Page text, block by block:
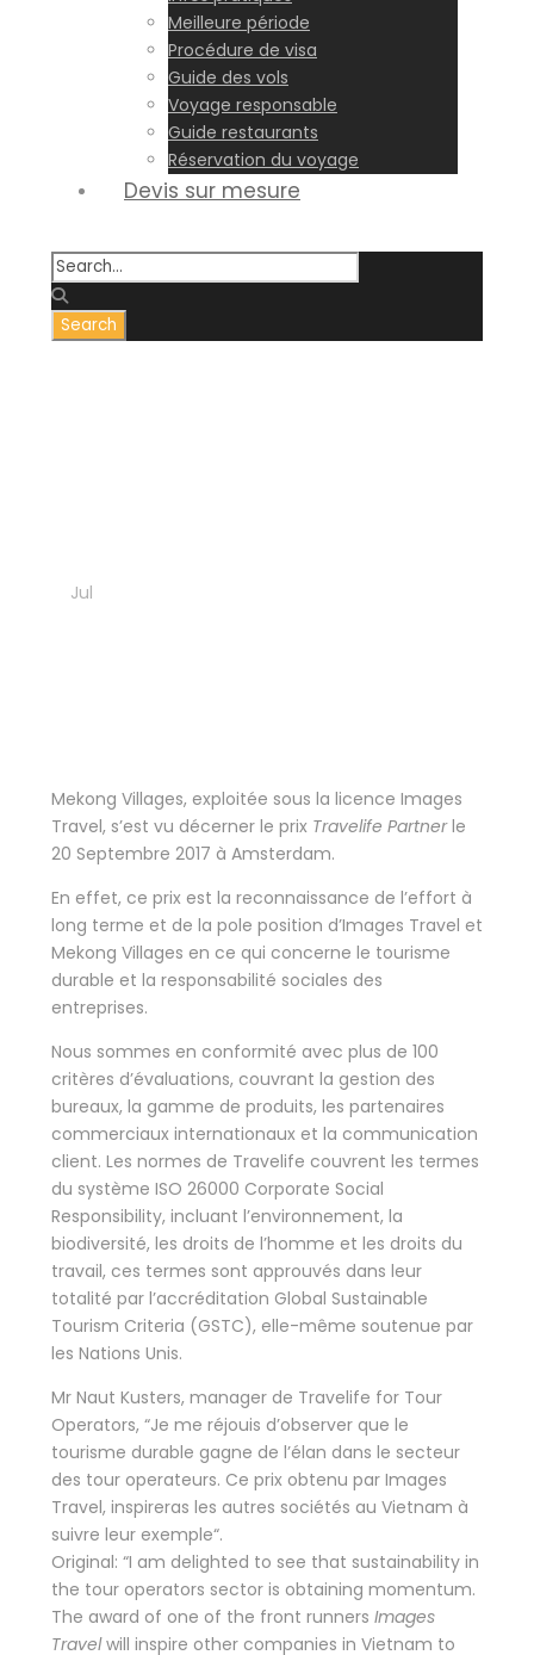
Meilleure période
Procédure de visa
Guide des vols
Voyage responsable
Guide restaurants
Réservation du voyage
Devis sur mesure
Jul
Mekong Villages, exploitée sous la licence Images
Travel, s’est vu décerner le prix Travelife Partnerle
20 Septembre 2017 à Amsterdam.
En effet, ce prix est la reconnaissance de l’effort à
long terme et de la pole position d’Images Travel et
Mekong Villages en ce qui concerne le tourisme
durable et la responsabilité sociales des
entreprises.
Nous sommes en conformité avec plus de 100
critères d’évaluations, couvrant la gestion des
bureaux, la gamme de produits, les partenaires
commerciaux internationaux et la communication
client. Les normes de Travelife couvrent les termes
du système ISO 26000 Corporate Social
Responsibility, incluant l’environnement, la
biodiversité, les droits de l’homme et les droits du
travail, ces termes sont approuvés dans leur
totalité par l’accréditation Global Sustainable
Tourism Criteria (GSTC), elle-même soutenue par
les Nations Unis.
Mr Naut Kusters, manager de Travelife for Tour
Operators, “Je me réjouis d’observer que le
tourisme durable gagne de l’élan dans le secteur
des tour operateurs. Ce prix obtenu par Images
Travel, inspireras les autres sociétés au Vietnam à
suivre leur exemple“.
Original: “I am delighted to see that sustainability in
the tour operators sector is obtaining momentum.
The award of one of the front runners Images
Travelwill inspire other companies in Vietnam to